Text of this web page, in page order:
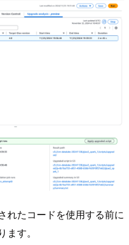
れたコードを使用する前に
す。